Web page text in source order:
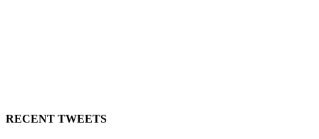
RECENT TWEETS